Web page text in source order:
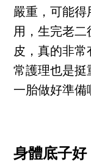
嚴重，可能得
用，生完老
皮，真的非常
常護理也是挺
一胎做好準備
身體底子